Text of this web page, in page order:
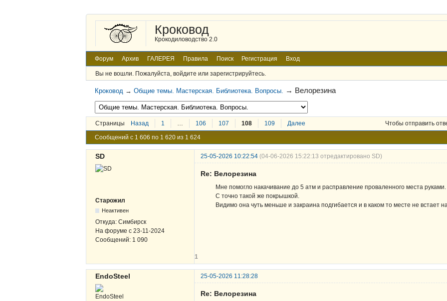
Кроковод
Крокодиловодство 2.0
Форум Архив ГАЛЕРЕЯ Правила Поиск Регистрация Вход
Вы не вошли. Пожалуйста, войдите или зарегистрируйтесь.
Кроковод →Общие темы. Мастерская. Библиотека. Вопросы. → Велорезина
Страницы Назад 1 … 106 107 108 109 Далее Чтобы отправить
Сообщений с 1 606 по 1 620 из 1 624
SD 25-05-2026 10:22:54 (04-06-2026 15:22:13 отредактировано SD)
Старожил
Неактивен
Откуда: Симбирск
На форуме с 23-11-2024
Сообщений: 1 090
Re: Велорезина
Мне помогло накачивание до 5 атм и расправление проваленного места руками.
С точно такой же покрышкой.
Видимо она чуть меньше и закраина подгибается и в каком то месте не встает
1
EndoSteel 25-05-2026 11:28:28
Re: Велорезина